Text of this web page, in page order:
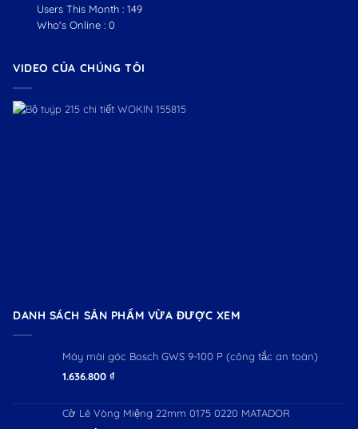
Users This Month : 149
Who's Online : 0
VIDEO CỦA CHÚNG TÔI
DANH SÁCH SẢN PHẨM VỪA ĐƯỢC XEM
Máy mài góc Bosch GWS 9-100 P (công tắc an toàn)
1.636.800 ₫
Cờ Lê Vòng Miệng 22mm 0175 0220 MATADOR